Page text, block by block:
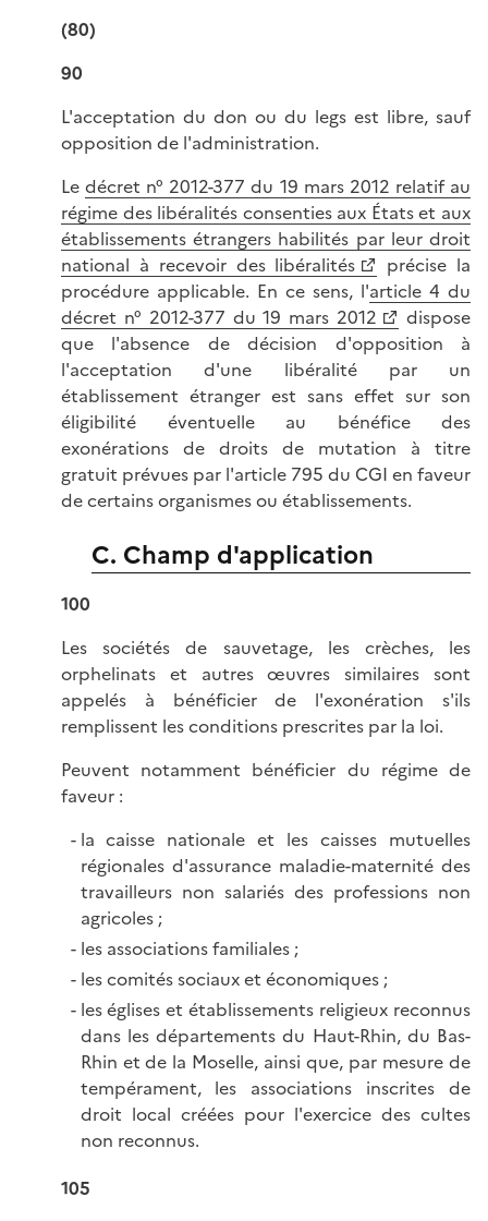
(80)
90
L'acceptation du don ou du legs est libre, sauf
opposition de l'administration.
Ledécret n° 2012-377 du 19 mars 2012 relatif au
régime des libéralités consenties aux États et aux
établissements étrangers habilités par leur droit
national à recevoir des libéralités
précise la
procédure applicable. En ce sens, l'article 4 du
décret n° 2012-377 du 19 mars 2012
dispose
que l'absence de décision d'opposition à
l'acceptation d'une libéralité par un
établissement étranger est sans effet sur son
éligibilité éventuelle au bénéfice des
exonérations de droits de mutation à titre
gratuit prévues par l'article 795 du CGI en faveur
de certains organismes ou établissements.
C. Champ d'application
100
Les sociétés de sauvetage, les crèches, les
orphelinats et autres œuvres similaires sont
appelés à bénéficier de l'exonération s'ils
remplissent les conditions prescrites par la loi.
Peuvent notamment bénéficier du régime de
faveur :
la caisse nationale et les caisses mutuelles
régionales d'assurance maladie-maternité des
travailleurs non salariés des professions non
agricoles ;
les associations familiales ;
les comités sociaux et économiques ;
les églises et établissements religieux reconnus
dans les départements du Haut-Rhin, du Bas-
Rhin et de la Moselle, ainsi que, par mesure de
tempérament, les associations inscrites de
droit local créées pour l'exercice des cultes
non reconnus.
105